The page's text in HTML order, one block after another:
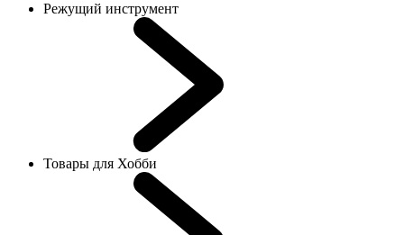
Режущий инструмент
Товары для Хобби